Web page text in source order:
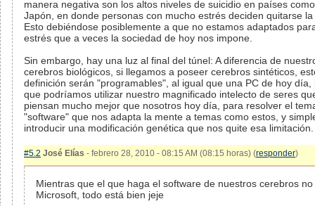
manera negativa son los altos niveles de suicidio en países como
Japón, en donde personas con mucho estrés deciden quitarse la
Esto debiéndose posiblemente a que no estamos adaptados
estrés que a veces la sociedad de hoy nos impone.
Sin embargo, hay una luz al final del túnel: A diferencia de
cerebros biológicos, si llegamos a poseer cerebros sintéticos,
definición serán "programables", al igual que una PC de hoy día,
que podríamos utilizar nuestro magnificado intelecto de seres
piensan mucho mejor que nosotros hoy día, para resolver el
"software" que nos adapta la mente a temas como estos, y
introducir una modificación genética que nos quite esa limitación.
#5.2 José Elías - febrero 28, 2010 - 08:15 AM (08:15 horas) (responder)
Mientras que el que haga el software de nuestros cerebros no
Microsoft, todo está bien jeje